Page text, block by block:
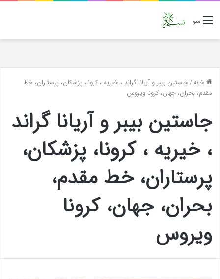
منو
خانه/جاستین بیبر و آریانا گراند ، خیریه ، کرونا، پزشکان، پرستاران، خط
مقدم، بحران، جهان، کرونا ویروس
جاستین بیبر و آریانا گراند
، خیریه ، کرونا، پزشکان،
پرستاران، خط مقدم،
بحران، جهان، کرونا
ویروس